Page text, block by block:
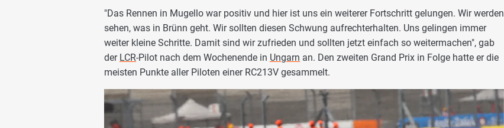
"Das Rennen in Mugello war positiv und hier ist uns ein weiterer Fortschritt gelungen. Wir werden
sehen, was in Brünn geht. Wir sollten diesen Schwung aufrechterhalten. Uns gelingen immer
weiter kleine Schritte. Damit sind wir zufrieden und sollten jetzt einfach so weitermachen", gab
der LCR-Pilot nach dem Wochenende in Ungarn an. Den zweiten Grand Prix in Folge hatte er die
meisten Punkte aller Piloten einer RC213V gesammelt.